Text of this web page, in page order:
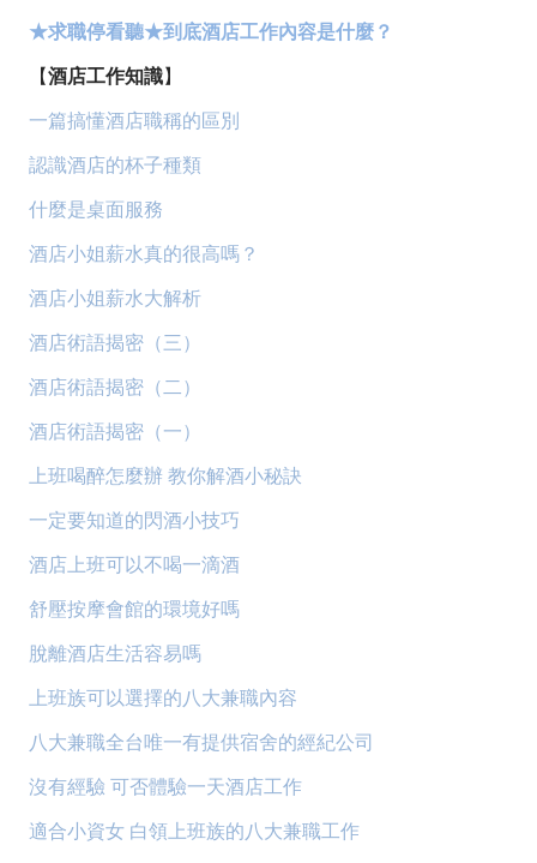
★求職停看聽★到底酒店工作內容是什麼？
【酒店工作知識】
一篇搞懂酒店職稱的區別
認識酒店的杯子種類
什麼是桌面服務
酒店小姐薪水真的很高嗎？
酒店小姐薪水大解析
酒店術語揭密（三）
酒店術語揭密（二）
酒店術語揭密（一）
上班喝醉怎麼辦 教你解酒小秘訣
一定要知道的閃酒小技巧
酒店上班可以不喝一滴酒
舒壓按摩會館的環境好嗎
脫離酒店生活容易嗎
上班族可以選擇的八大兼職內容
八大兼職全台唯一有提供宿舍的經紀公司
沒有經驗 可否體驗一天酒店工作
適合小資女 白領上班族的八大兼職工作